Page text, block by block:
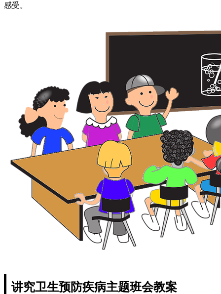
感受。
讲究卫生预防疾病主题班会教案